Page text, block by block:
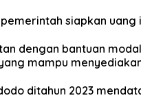
siapkan
dengan bantuan
mampu
ditahun 2023